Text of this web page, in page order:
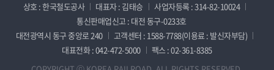
상호 : 한국철도공사 대표자 : 김태승
사업자등록 : 314-82-10024
통신판매업신고 : 대전 동구-0233호
대전광역시 동구 중앙로 240
고객센터 : 1588-7788(이용료 : 발신자부담)
대표전화 : 042-472-5000
팩스 : 02-361-8385